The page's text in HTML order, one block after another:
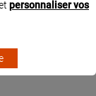
personnaliser vos